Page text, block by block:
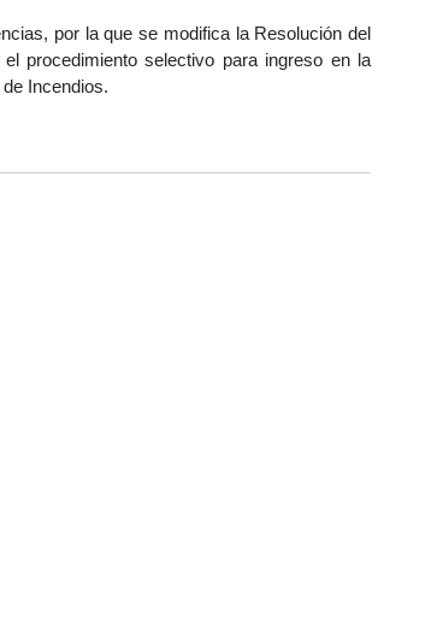
por la que se modifica la Resolución del
procedimiento selectivo para ingreso en la
Incendios.